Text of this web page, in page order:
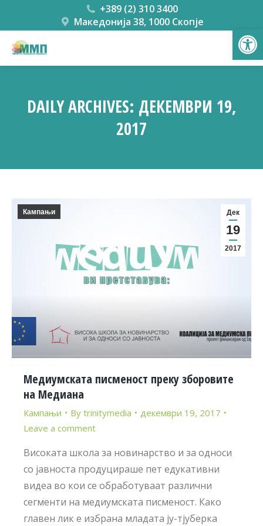
+389 (2) 310 3400
Македонија 38, 1000 Скопје
DAILY ARCHIVES: ДЕКЕМВРИ 19,
2017
Дек
19
2017
Кампањи
Медиумската писменост преку зборовите
на Медиана
Кампањи By trinitymedia
декември 19, 2017
Leave a comment
Високата школа за новинарство и за односи
со јавноста продуцираше пет едукативни
видеа во кои се обработуваат различни
сегменти на медиумската писменост. Како
главен лик е избрана младата ју-тјуберка